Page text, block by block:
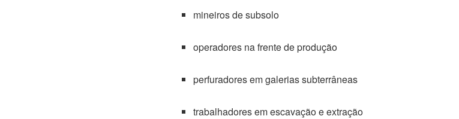
mineiros de subsolo
operadores na frente de produção
perfuradores em galerias subterrâneas
trabalhadores em escavação e extração